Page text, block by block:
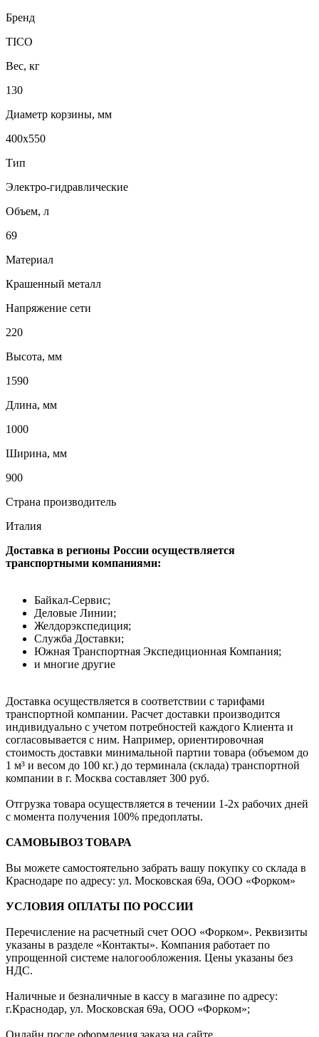
Бренд
TICO
Вес, кг
130
Диаметр корзины, мм
400х550
Тип
Электро-гидравлические
Объем, л
69
Материал
Крашенный металл
Напряжение сети
220
Высота, мм
1590
Длина, мм
1000
Ширина, мм
900
Страна производитель
Италия
Доставка в регионы России осуществляется
транспортными компаниями:
Байкал-Сервис;
Деловые Линии;
Желдорэкспедиция;
Служба Доставки;
Южная Транспортная Экспедиционная Компания;
и многие другие
Доставка осуществляется в соответствии с тарифами
транспортной компании. Расчет доставки производится
индивидуально с учетом потребностей каждого Клиента и
согласовывается с ним. Например, ориентировочная
стоимость доставки минимальной партии товара (объемом до
1 м³ и весом до 100 кг.) до терминала (склада) транспортной
компании в г. Москва составляет 300 руб.
Отгрузка товара осуществляется в течении 1-2х рабочих дней
с момента получения 100% предоплаты.
САМОВЫВОЗ ТОВАРА
Вы можете самостоятельно забрать вашу покупку со склада в
Краснодаре по адресу: ул. Московская 69а, ООО «Форком»
УСЛОВИЯ ОПЛАТЫ ПО РОССИИ
Перечисление на расчетный счет ООО «Форком». Реквизиты
указаны в разделе «Контакты». Компания работает по
упрощенной системе налогообложения. Цены указаны без
НДС.
Наличные и безналичные в кассу в магазине по адресу:
г.Краснодар, ул. Московская 69а, ООО «Форком»;
Онлайн после оформления заказа на сайте